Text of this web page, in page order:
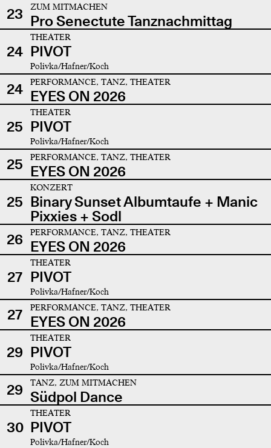
23
ZUM MITMACHEN
Pro Senectute Tanznachmittag
24
THEATER
PIVOT
Polivka/Hafner/Koch
24 PERFORMANCE, TANZ, THEATER
EYES ON 2026
25
THEATER
PIVOT
Polivka/Hafner/Koch
25 PERFORMANCE, TANZ, THEATER
EYES ON 2026
25
KONZERT
Binary Sunset Albumtaufe + Manic
Pixxies + Sodl
26
PERFORMANCE, TANZ, THEATER
EYES ON 2026
27
THEATER
PIVOT
Polivka/Hafner/Koch
27 PERFORMANCE, TANZ, THEATER
EYES ON 2026
29
THEATER
PIVOT
Polivka/Hafner/Koch
29 TANZ, ZUM MITMACHEN
Südpol Dance
30
THEATER
PIVOT
Polivka/Hafner/Koch